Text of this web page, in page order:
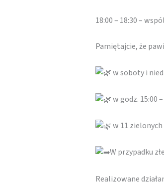
18:00 – 18:30 –
Pamiętajcie, że
w soboty i
w godz. 15:00
w 11
W przypadku
Realizowane